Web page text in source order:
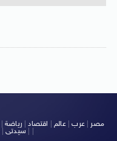
مصر |عرب|عالم| اقتصاد| رياضة
سيدتى|